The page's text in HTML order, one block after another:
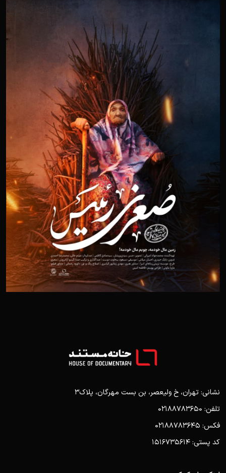
نشانی: تهران، خ ولیعصر، بن بست مهرگان، پلاک3
تلفن: 02188783650
فکس: 02188783645
کد پستی: 1516735614